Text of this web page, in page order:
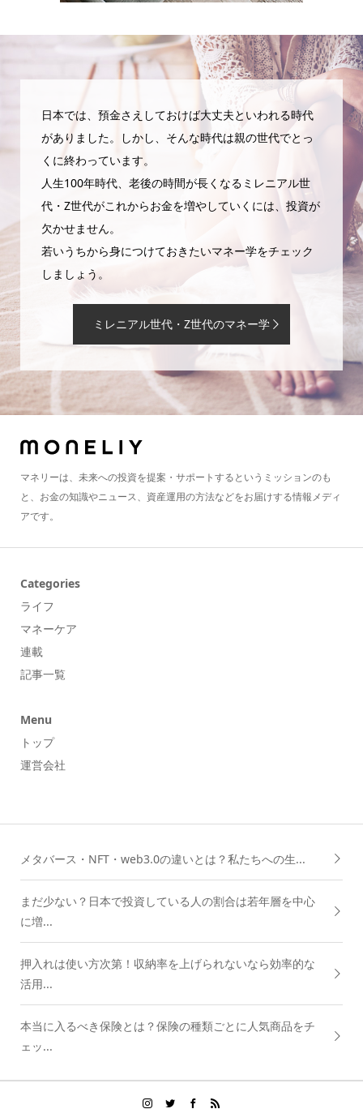
日本では、預金さえしておけば大丈夫といわれる時代
がありました。しかし、そんな時代は親の世代でとっ
くに終わっています。
人生100年時代、老後の時間が長くなるミレニアル世
代・Z世代がこれからお金を増やしていくには、投資が
欠かせません。
若いうちから身につけておきたいマネー学をチェック
しましょう。
ミレニアル世代・Z世代のマネー学
マネリーは、未来への投資を提案・サポートするというミッションのも
と、お金の知識やニュース、資産運用の方法などをお届けする情報メディ
アです。
Categories
ライフ
マネーケア
連載
記事一覧
Menu
トップ
運営会社
メタバース・NFT・web3.0の違いとは？私たちへの生...
まだ少ない？日本で投資している人の割合は若年層を中心
に増...
押入れは使い方次第！収納率を上げられないなら効率的な
活用...
本当に入るべき保険とは？保険の種類ごとに人気商品をチ
ェッ...